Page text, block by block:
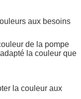
aux besoins
de la pompe
la couleur que
la couleur aux